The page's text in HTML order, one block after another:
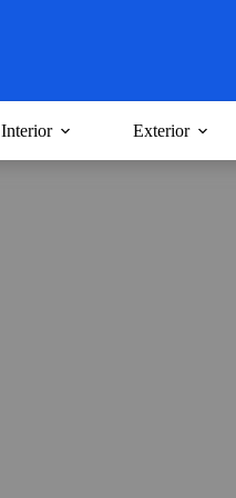
Interior Exterior